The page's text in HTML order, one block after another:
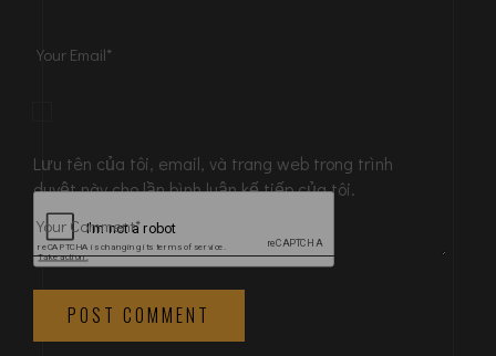
Lưu tên của tôi, email, và trang web trong trình
duyệt này cho lần bình luận kế tiếp của tôi.
POST COMMENT